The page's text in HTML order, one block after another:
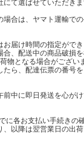
て選ばせていただきま
合は、ヤマト運輸で
届け時間の指定ができ
合、配送中の商品破損
物となる場合がござい
たら、配達伝票の番号
前中に即日発送を心がけ
に各お支払い手続きの
、以降は翌営業日の出荷